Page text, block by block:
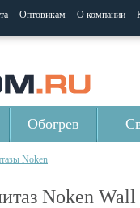
Оптовикам О компании
Обогрев
Noken
Noken